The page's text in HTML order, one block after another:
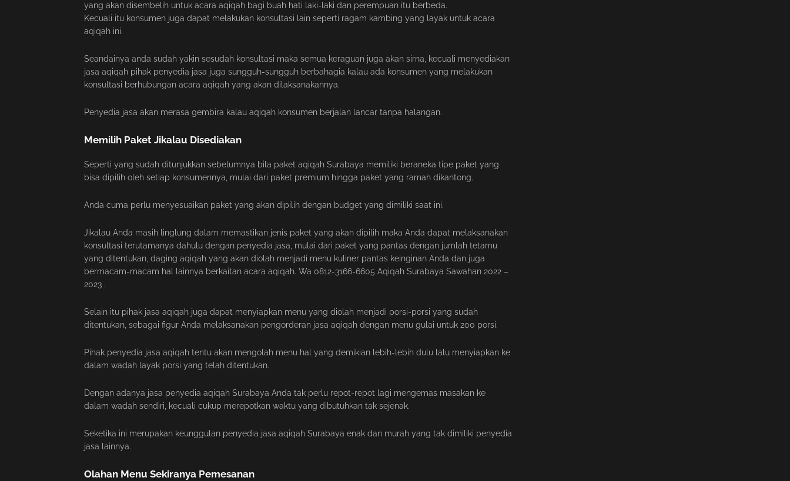
yang akan disembelih untuk acara aqiqah bagi buah hati laki-laki dan perempuan itu berbeda.
Kecuali itu konsumen juga dapat melakukan konsultasi lain seperti ragam kambing yang layak untuk acara
aqiqah ini.
Seandainya anda sudah yakin sesudah konsultasi maka semua keraguan juga akan sirna, kecuali menyediakan
jasa aqiqah pihak penyedia jasa juga sungguh-sungguh berbahagia kalau ada konsumen yang melakukan
konsultasi berhubungan acara aqiqah yang akan dilaksanakannya.
Penyedia jasa akan merasa gembira kalau aqiqah konsumen berjalan lancar tanpa halangan.
Memilih Paket Jikalau Disediakan
Seperti yang sudah ditunjukkan sebelumnya bila paket aqiqah Surabaya memiliki beraneka tipe paket yang
bisa dipilih oleh setiap konsumennya, mulai dari paket premium hingga paket yang ramah dikantong.
Anda cuma perlu menyesuaikan paket yang akan dipilih dengan budget yang dimiliki saat ini.
Jikalau Anda masih linglung dalam memastikan jenis paket yang akan dipilih maka Anda dapat melaksanakan
konsultasi terutamanya dahulu dengan penyedia jasa, mulai dari paket yang pantas dengan jumlah tetamu
yang ditentukan, daging aqiqah yang akan diolah menjadi menu kuliner pantas keinginan Anda dan juga
bermacam-macam hal lainnya berkaitan acara aqiqah. Wa 0812-3166-6605 Aqiqah Surabaya Sawahan 2022 –
2023 .
Selain itu pihak jasa aqiqah juga dapat menyiapkan menu yang diolah menjadi porsi-porsi yang sudah
ditentukan, sebagai figur Anda melaksanakan pengorderan jasa aqiqah dengan menu gulai untuk 200 porsi.
Pihak penyedia jasa aqiqah tentu akan mengolah menu hal yang demikian lebih-lebih dulu lalu menyiapkan ke
dalam wadah layak porsi yang telah ditentukan.
Dengan adanya jasa penyedia aqiqah Surabaya Anda tak perlu repot-repot lagi mengemas masakan ke
dalam wadah sendiri, kecuali cukup merepotkan waktu yang dibutuhkan tak sejenak.
Seketika ini merupakan keunggulan penyedia jasa aqiqah Surabaya enak dan murah yang tak dimiliki penyedia
jasa lainnya.
Olahan Menu Sekiranya Pemesanan